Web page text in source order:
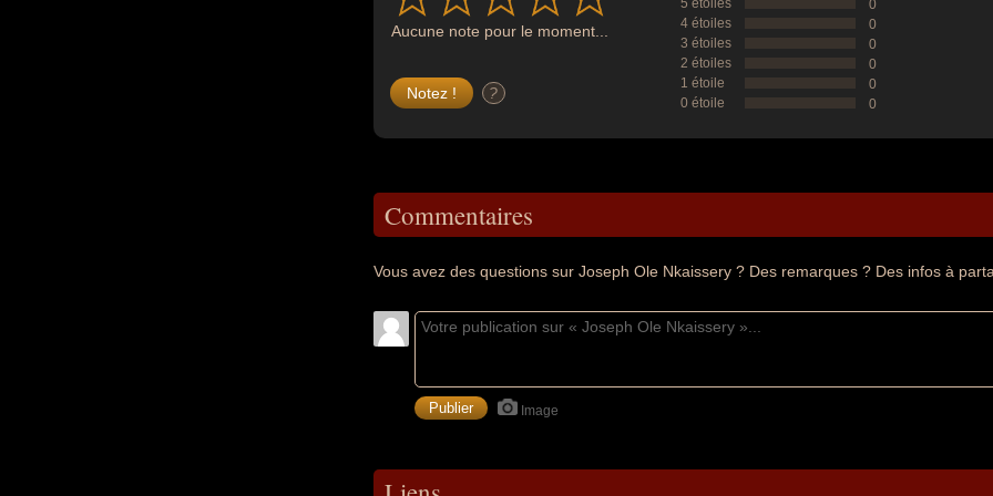
Aucune note pour le moment...
?
5 étoiles
0
4 étoiles
0
3 étoiles
0
2 étoiles
0
1 étoile
0
0 étoile
0
Commentaires
Vous avez des questions sur Joseph Ole Nkaissery ? Des remarques ? Des infos à
Image